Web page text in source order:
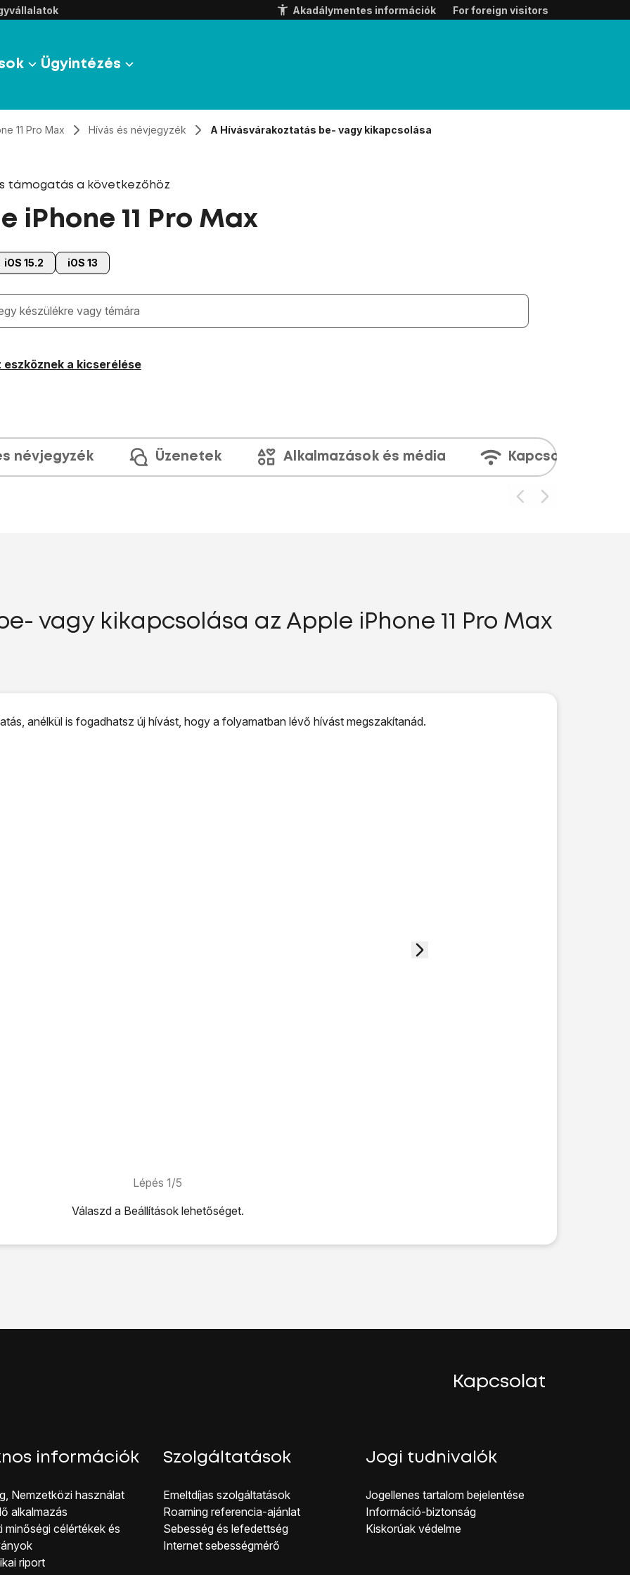
Akadálymentes információk For foreign visitors
Ügyintézés
11 Pro Max Hívás és névjegyzék A Hívásvárakoztatás be- vagy kikapcsolása
támogatás a következőhöz
iPhone 11 Pro Max
iOS 15.2 iOS 13
megjelennek a keresési javaslatok a mező alatt
eszköznek a kicserélése
névjegyzék Üzenetek Alkalmazások és média Kapcsolatok
vagy kikapcsolása az Apple iPhone 11 Pro Max
anélkül is fogadhatsz új hívást, hogy a folyamatban lévő hívást megszakítanád.
Lépés 1/5
Válaszd a Beállításoklehetőséget.
Kapcsolat
információk
Nemzetközi használat
alkalmazás
minőségi célérté kek és
riport
Szolgáltatások
Emeltdíjas szolgáltatások
Roaming referencia-ajánlat
Sebesség és lefedettség
Internet sebességmérő
Jogi tudnivalók
Jogellenes ta rtalom bejelentése
Inf ormáció-biztonság
Kiskorúak véd elme